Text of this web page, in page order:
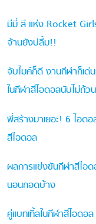
มีมี่ ลี แห่ง Rocket
จ้านยังปลื้ม!!
จับไมค์ก็ดี งานกีฬาก็เด่
ในกีฬาสีไอดอลนับไม่ถ้วน
พี่สร้างมาเยอะ! 6 ไอด
สีไอดอล
ผลการแข่งขันกีฬาสีไอ
นอนกอดบ้าง
คู่แบทเทิ้ลในกีฬาสีไอดอ